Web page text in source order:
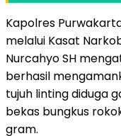
Kapolres Purwakarta
melalui Kasat
Nurcahyo SH
berhasil
tujuh linting diduga
bekas bungkus
gram.